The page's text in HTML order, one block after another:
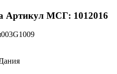
Артикул МСГ: 1012016
003G1009